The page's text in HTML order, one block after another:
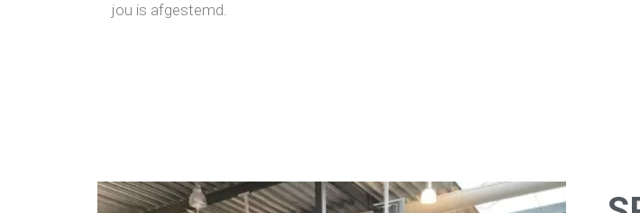
jou is afgestemd.